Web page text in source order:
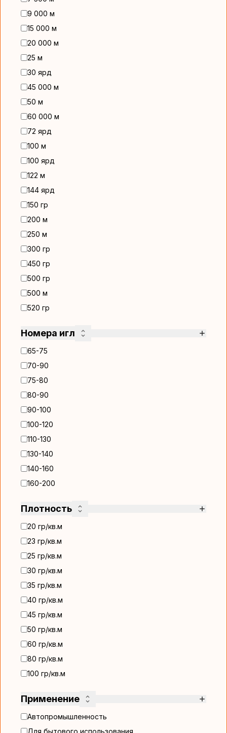
9 000 м
15 000 м
20 000 м
25 м
30 ярд
45 000 м
50 м
60 000 м
72 ярд
100 м
100 ярд
122 м
144 ярд
150 гр
200 м
250 м
300 гр
450 гр
500 гр
500 м
520 гр
Номера игл
65-75
70-90
75-80
80-90
90-100
100-120
110-130
130-140
140-160
160-200
Плотность
20 гр/кв.м
23 гр/кв.м
25 гр/кв.м
30 гр/кв.м
35 гр/кв.м
40 гр/кв.м
45 гр/кв.м
50 гр/кв.м
60 гр/кв.м
80 гр/кв.м
100 гр/кв.м
Применение
Автопромышленность
Для бытового использования